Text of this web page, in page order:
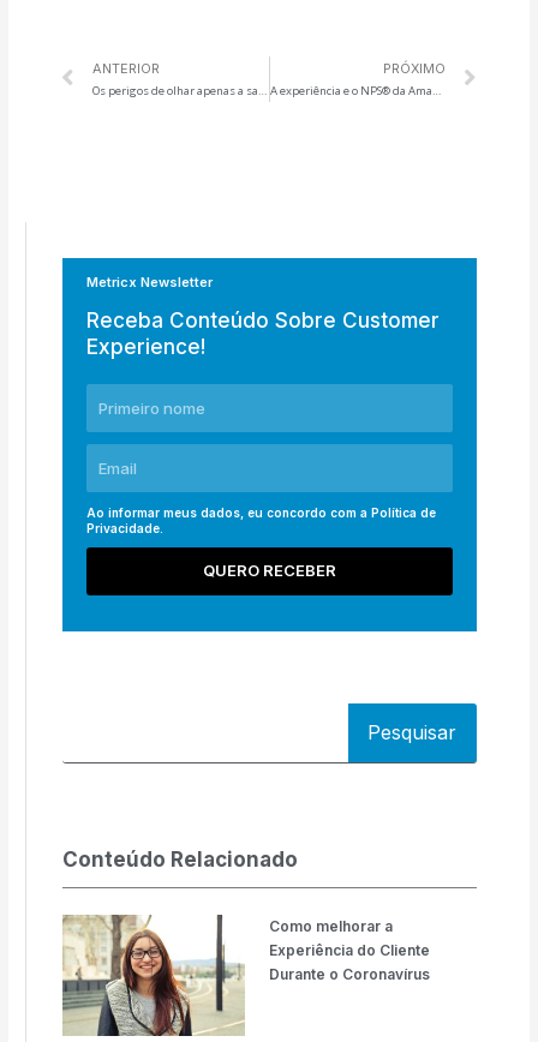
ANTERIOR
Os perigos de olhar apenas a satisfação dos seus clientes
PRÓXIMO
A experiência e o NPS® da Amazon Prime
Metricx Newsletter
Receba Conteúdo Sobre Customer
Experience!
Ao informar meus dados, eu concordo com aPolítica de
Privacidade
QUERO RECEBER
Pesquisar
Conteúdo Relacionado
Como melhorar a
Experiência do Cliente
Durante o Coronavírus